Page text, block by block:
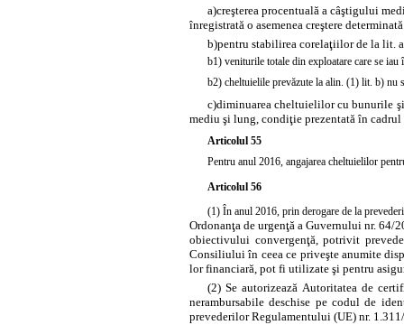
a)creşterea procentuală a câştigului
înregistrată o asemenea creştere
b)pentru stabilirea corelaţiilor de la lit.
b1) veniturile totale din exploatare care se
b2) cheltuielile prevăzute la alin. (1) lit. b) nu
c)diminuarea cheltuielilor cu bunurile
mediu şi lung, condiţie prezentată în
Articolul 55
Pentru anul 2016, angajarea cheltuielilor
Articolul 56
(1) În anul 2016, prin derogare de la
Ordonanţa de urgenţă a Guvernului nr.
obiectivului convergenţă, potrivit
Consiliului în ceea ce priveşte anumite
lor financiară, pot fi utilizate şi pentru
(2) Se autorizează Autoritatea de
nerambursabile deschise pe codul de
prevederilor Regulamentului (UE) nr.